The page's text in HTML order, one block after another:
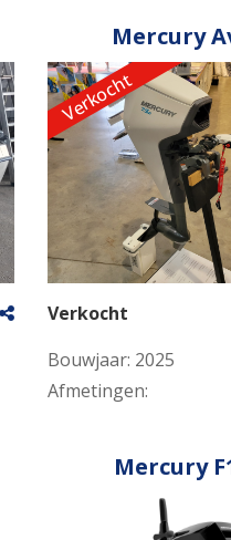
Mercury
Verkocht
Verkocht
Bouwjaar: 2025
Afmetingen:
Mercury